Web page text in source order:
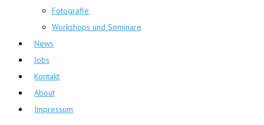
Fotografie
Workshops und Seminare
News
Jobs
Kontakt
About
Impressum